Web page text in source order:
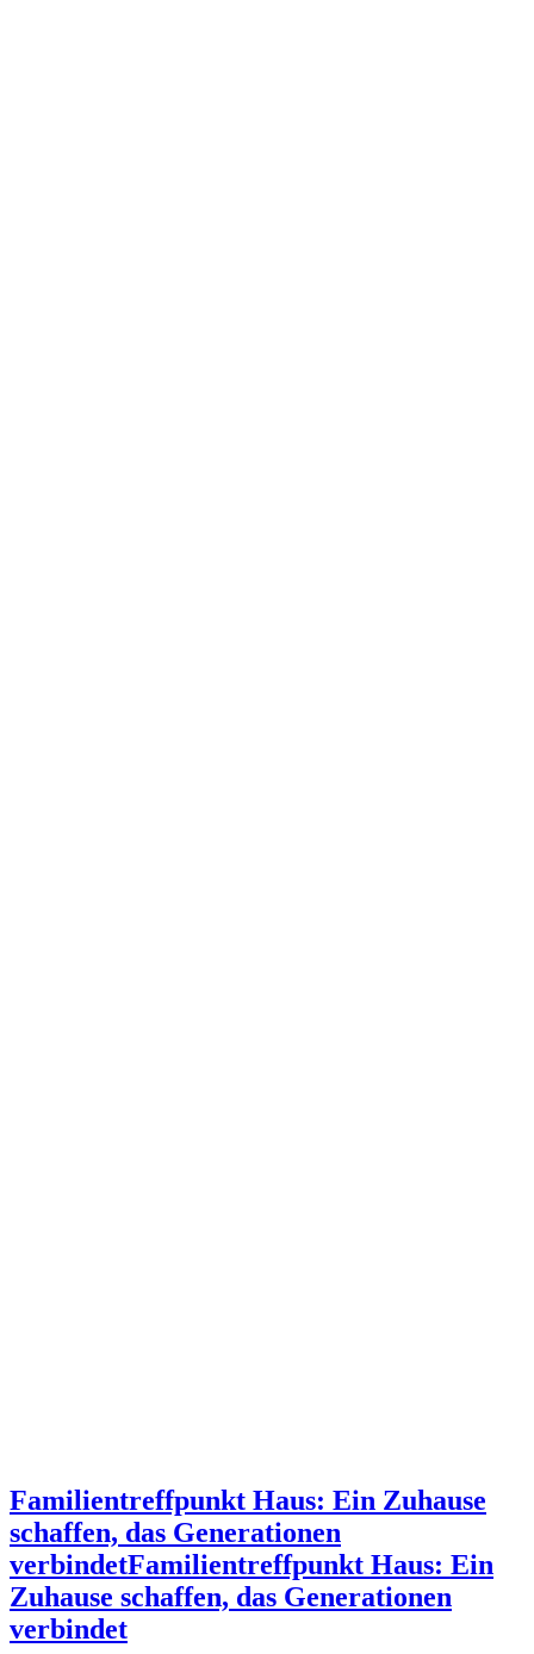
Familientreffpunkt Haus: Ein Zuhause
schaffen, das Generationen
verbindetFamilientreffpunkt Haus: Ein
Zuhause schaffen, das Generationen
verbindet